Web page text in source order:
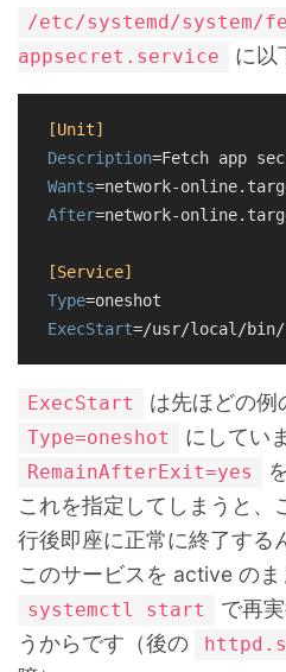
/etc/systemd/system/
appsecret.service
に以
[Unit]
Description
Wants=network-on
After=network-on
[Service]
Type=on
ExecStart
ExecStart は先ほどの例
Type=oneshot にしてい
RemainAfterExit=yes
これを指定してしまうと、
行後即座に正常に終了する
このサービスを active のま
systemctl start
で再
うからです（後の